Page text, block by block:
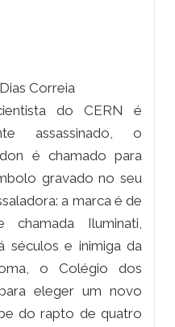
Correia
do CERN é
assassinado, o
é chamado para
gravado no seu
a marca é de
chamada Iluminati,
séculos e inimiga da
o Colégio dos
eleger um novo
do rapto de quatro